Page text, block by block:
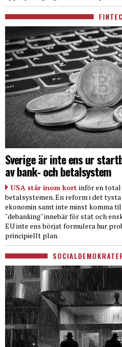
Sverige är inte ens ur
av bank- och betalsystem
USA står inom kort inför en
betalsystemen. En reform i det
ekonomin samt inte minst komma
"debanking" innebär för stat och
EU inte ens börjat formulera hur
principiellt plan.